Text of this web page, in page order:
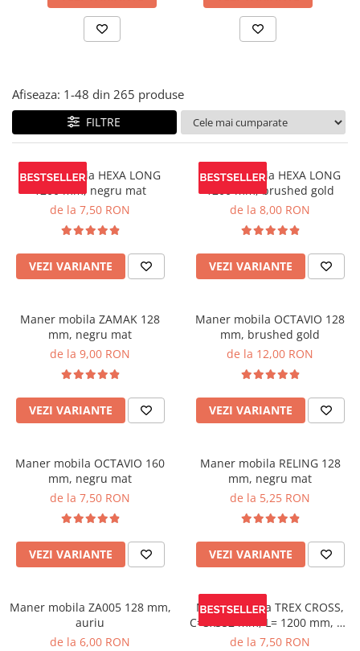
Solutii de curatat & adezivi
Nivela bule/ laser
Alte scule & unelte
Afiseaza: 1-48 din 265 produse
FILTRE
Maner mobila HEXA LONG
1200 mm, negru mat
de la 7,50 RON
VEZI VARIANTE
Maner mobila HEXA LONG
1200 mm, brushed gold
de la 8,00 RON
VEZI VARIANTE
Maner mobila ZAMAK 128
mm, negru mat
de la 9,00 RON
VEZI VARIANTE
Maner mobila OCTAVIO 128
mm, brushed gold
de la 12,00 RON
VEZI VARIANTE
Maner mobila OCTAVIO 160
mm, negru mat
de la 7,50 RON
VEZI VARIANTE
Maner mobila RELING 128
mm, negru mat
de la 5,25 RON
VEZI VARIANTE
Maner mobila ZA005 128 mm,
auriu
de la 6,00 RON
Maner mobila TREX CROSS,
C=3x352 mm, L= 1200 mm, Al,
negru mat
de la 7,50 RON